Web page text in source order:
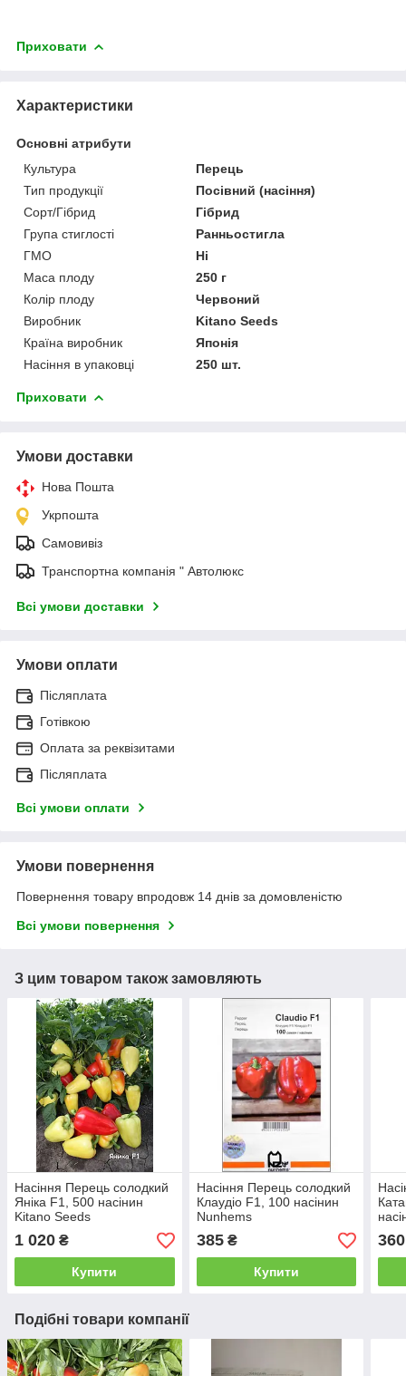
Приховати
Характеристики
Основні атрибути
Культура
Перець
Тип продукції
Посівний (насіння)
Сорт/Гібрид
Гібрид
Група стиглості
Ранньостигла
ГМО
Ні
Маса плоду
250 г
Колір плоду
Червоний
Виробник
Kitano Seeds
Країна виробник
Японія
Насіння в упаковці
250 шт.
Приховати
Умови доставки
Нова Пошта
Укрпошта
Самовивіз
Транспортна компанія " Автолюкс
Всі умови доставки
Умови оплати
Післяплата
Готівкою
Оплата за реквізитами
Післяплата
Всі умови оплати
Умови повернення
Повернення товару впродовж 14 днів за домовленістю
Всі умови повернення
З цим товаром також замовляють
Насіння Перець солодкий
Яніка F1, 500 насінин
Kitano Seeds
1 020 ₴
Купити
Насіння Перець солодкий
Клаудіо F1, 100 насінин
Nunhems
385₴
Купити
360
Подібні товари компанії